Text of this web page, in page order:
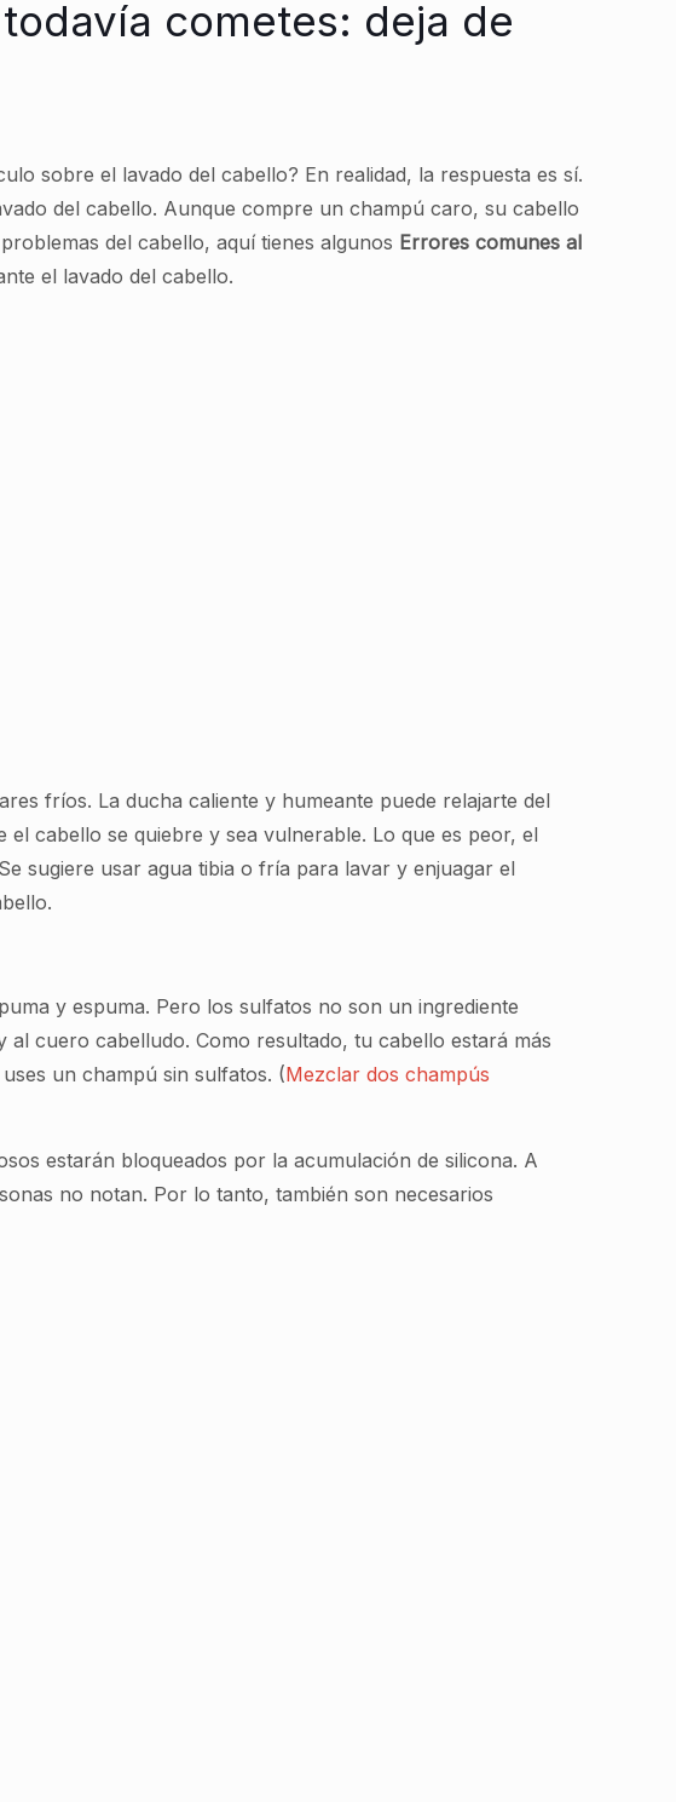
cometes: deja de
sobre el lavado del cabello? En realidad, la respuesta es sí.
del cabello. Aunque compre un champú caro, su cabello
del cabello, aquí tienes algunos Errores comunes al
el lavado del cabello.
fríos. La ducha caliente y humeante puede relajarte del
cabello se quiebre y sea vulnerable. Lo que es peor, el
sugiere usar agua tibia o fría para lavar y enjuagar el
y espuma. Pero los sulfatos no son un ingrediente
cuero cabelludo. Como resultado, tu cabello estará más
un champú sin sulfatos. (Mezclar dos champús
estarán bloqueados por la acumulación de silicona. A
no notan. Por lo tanto, también son necesarios